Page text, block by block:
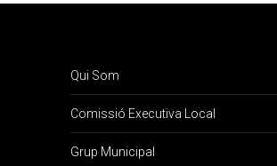
Qui Som
Comissió Executiva Local
Grup Municipal